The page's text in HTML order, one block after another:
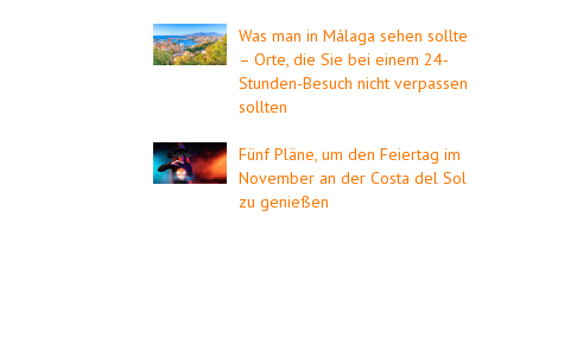
Was man in Málaga sehen sollte
– Orte, die Sie bei einem 24-
Stunden-Besuch nicht verpassen
sollten
Fünf Pläne, um den Feiertag im
November an der Costa del Sol
zu genießen